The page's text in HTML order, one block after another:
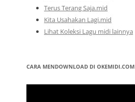
Terus Terang Saja.mid
Kita Usahakan Lagi.mid
Lihat Koleksi Lagu midi lainnya
CARA MENDOWNLOAD DI OKEMIDI.COM